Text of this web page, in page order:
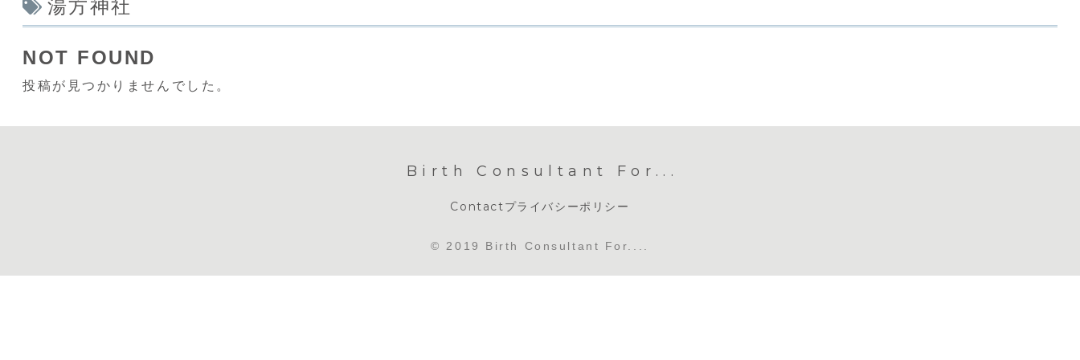
湯方神社
NOT FOUND
投稿が見つかりませんでした。
Birth Consultant For...
Contactプライバシーポリシー
© 2019 Birth Consultant For....